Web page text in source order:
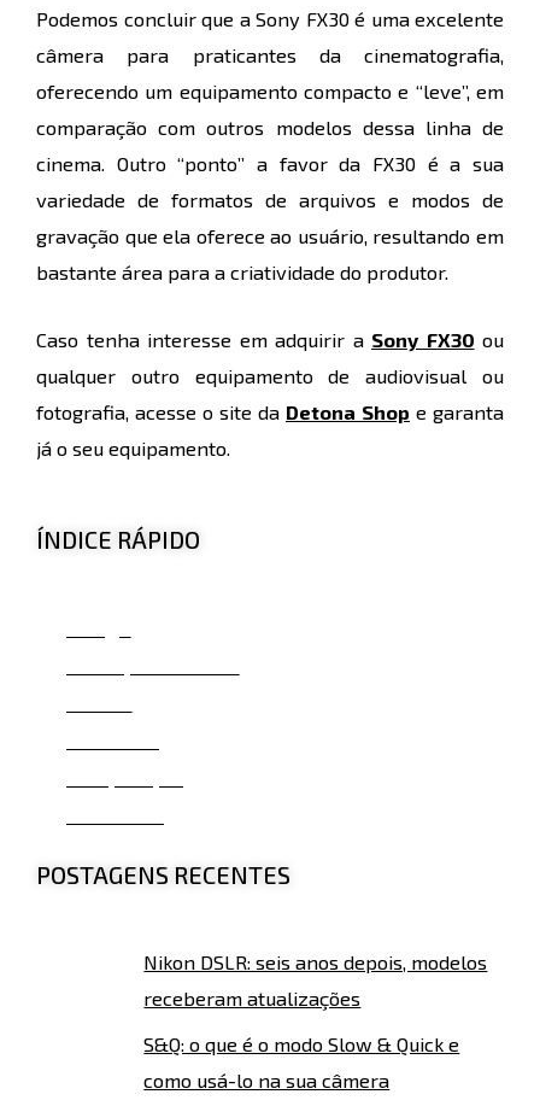
Podemos concluir que a Sony FX30 é uma excelente
câmera para praticantes da cinematografia,
oferecendo um equipamento compacto e “leve”, em
comparação com outros modelos dessa linha de
cinema. Outro “ponto” a favor da FX30 é a sua
variedade de formatos de arquivos e modos de
gravação que ela oferece ao usuário, resultando em
bastante área para a criatividade do produtor.
Caso tenha interesse em adquirir a Sony FX30 ou
qualquer outro equipamento de audiovisual ou
fotografia, acesse o site da Detona Shop e garanta
já o seu equipamento.
ÍNDICE RÁPIDO
POSTAGENS RECENTES
Nikon DSLR: seis anos depois, modelos
receberam atualizações
S&Q: o que é o modo Slow & Quick e
como usá-lo na sua câmera